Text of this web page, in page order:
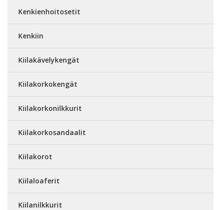
Kenkienhoitosetit
Kenkiin
Kiilakävelykengät
Kiilakorkokengät
Kiilakorkonilkkurit
Kiilakorkosandaalit
Kiilakorot
Kiilaloaferit
Kiilanilkkurit